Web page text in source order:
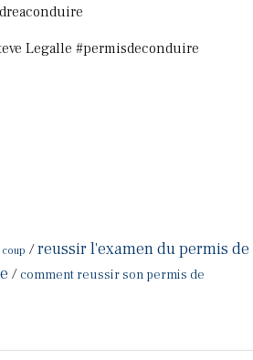
Legalle #permisdeconduire
/reussir l'examen du permis de
/ comment reussir son permis de